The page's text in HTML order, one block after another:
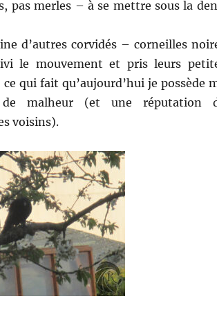
pas merles – à se mettre sous la
d’autres corvidés – corneilles
le mouvement et pris leurs
qui fait qu’aujourd’hui je possède
de malheur (et une réputation
voisins).